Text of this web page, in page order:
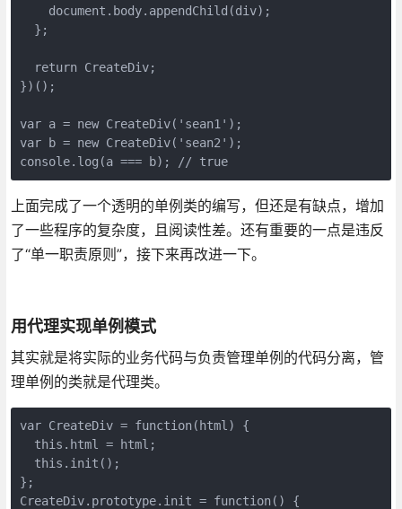
    document.body.appendChild(div);
  };
  return CreateDiv;
})();
var a = new CreateDiv('sean1');
var b = new CreateDiv('sean2');
console.log(a === b); // true
上面完成了一个透明的单例类的编写，但还是有缺点，增加
了一些程序的复杂度，且阅读性差。还有重要的一点是违反
了“单一职责原则”，接下来再改进一下。
用代理实现单例模式
其实就是将实际的业务代码与负责管理单例的代码分离，管
理单例的类就是代理类。
var CreateDiv = function(html) {
  this.html = html;
  this.init();
};
CreateDiv.prototype.init = function() {